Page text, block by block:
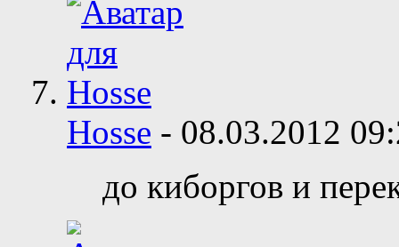
Hosse - 08.03.2012
до киборгов и